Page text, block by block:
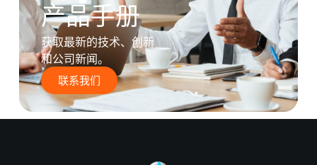
产品手册
获取最新的技术、创新
和公司新闻。
联系我们